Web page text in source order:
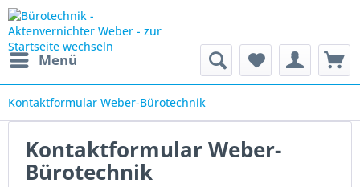
Menü
Kontaktformular Weber-Bürotechnik
Kontaktformular Weber-
Bürotechnik